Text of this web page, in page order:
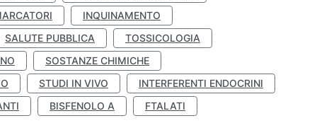
INQUINAMENTO
SALUTE PUBBLICA
TOSSICOLOGIA
SOSTANZE CHIMICHE
STUDI IN VIVO
INTERFERENTI ENDOCRINI
BISFENOLO A
FTALATI